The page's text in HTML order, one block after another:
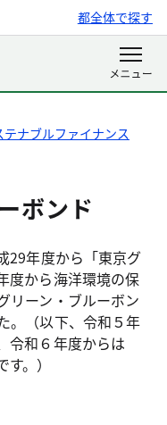
都全体で探す
テナブルファイナンス
ボンド
29年度から「東京グ
度から海洋環境の保
リーン・ブルーボン
。（以下、令和５年
令和６年度からは
。）